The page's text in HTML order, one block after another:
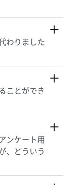
わりました
ことができ
ンケート用
、どういう